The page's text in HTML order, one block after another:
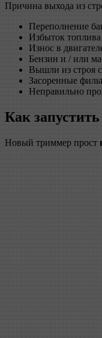
Причина выхода из
Переполнение
Избыток топлива
Износ в
Бензин и / или
Вышли из строя
Засоренные
Неправильно
Как
Новый триммер прост